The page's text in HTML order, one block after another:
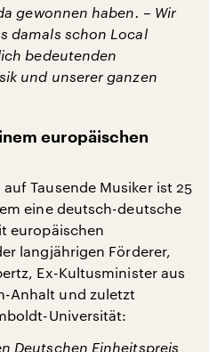
gewonnen haben. – Wir
damals schon Local
bedeutenden
und unserer ganzen
europäischen
Tausende Musiker ist 25
eine deutsch-deutsche
europäischen
langjährigen Förderer,
Ex-Kultusminister aus
Anhalt und zuletzt
Universität:
Deutschen Einheitspreis